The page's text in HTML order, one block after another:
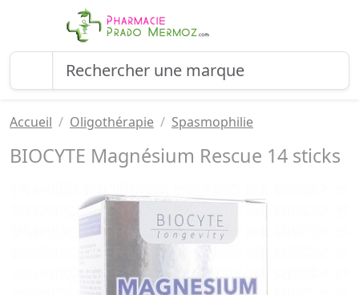
Accueil Oligothérapie Spasmophilie
BIOCYTE Magnésium Rescue 14 sticks